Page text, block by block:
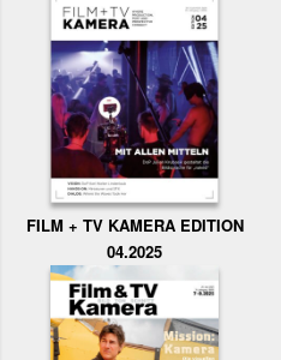
FILM + TV KAMERA EDITION
04.2025